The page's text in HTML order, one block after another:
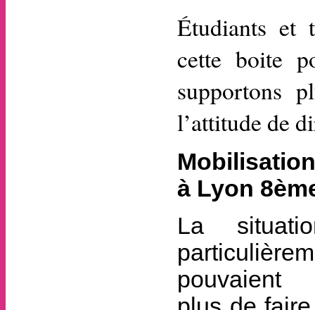
Étudiants et
cette boite
supportons
l’attitude de
à Lyon
La
pouvaient